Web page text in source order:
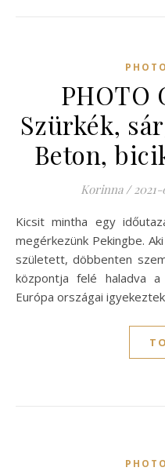
PHOTO
Szürkék,
Beton,
Korinna / 2021-
Kicsit mintha egy időutazás résztvevői lennénk, amikor
megérkezünk Pekingbe.
született, döbbenten
központja felé haladva
Európa országai